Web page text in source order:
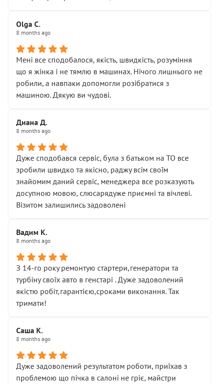
Стосовно комунікації - все добре
Olga С.
8 months ago
Мені все сподобалося, якість, швидкість, розуміння
що я жінка і не тямлю в машинах. Нічого лишнього не
робили, а навпаки допомогли розібратися з
машиною. Дякую ви чудові.
Диана Д.
8 months ago
Дуже сподобався сервіс, була з батьком на ТО все
зробили швидко та якісно, раджу всім своїм
знайомим даний сервіс, менеджера все розказують
досупною мовою, слюсарядуже приємні та вічлеві.
Візитом залишились задоволені
Вадим К.
8 months ago
З 14-го року ремонтую стартери,генератори та
турбіну своїх авто в генстарі . Дуже задоволений
якістю робіт,гарантією,сроками виконання. Так
тримати!
Саша К.
8 months ago
Дуже задоволений результатом роботи, приїхав з
проблемою що пічка в салоні не гріє, майстри